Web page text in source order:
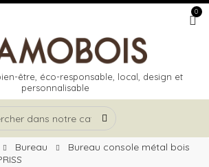
0
être, éco-responsable, local, design et
personnalisable
Bureau
Bureau console métal bois